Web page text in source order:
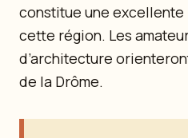
constitue une
cette région. Les
d’architecture
de la Drôme.